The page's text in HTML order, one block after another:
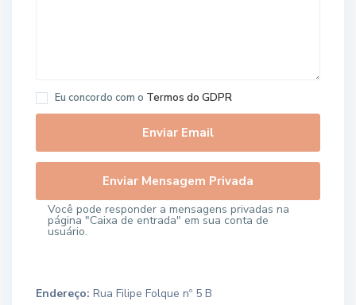
Eu concordo com o Termos do GDPR
Você pode responder a mensagens privadas na
página "Caixa de entrada" em sua conta de
usuário.
Endereço: Rua Filipe Folque nº 5 B